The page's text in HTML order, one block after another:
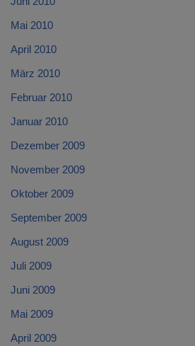
Mai 2010
April 2010
März 2010
Februar 2010
Januar 2010
Dezember 2009
November 2009
Oktober 2009
September 2009
August 2009
Juli 2009
Juni 2009
Mai 2009
April 2009